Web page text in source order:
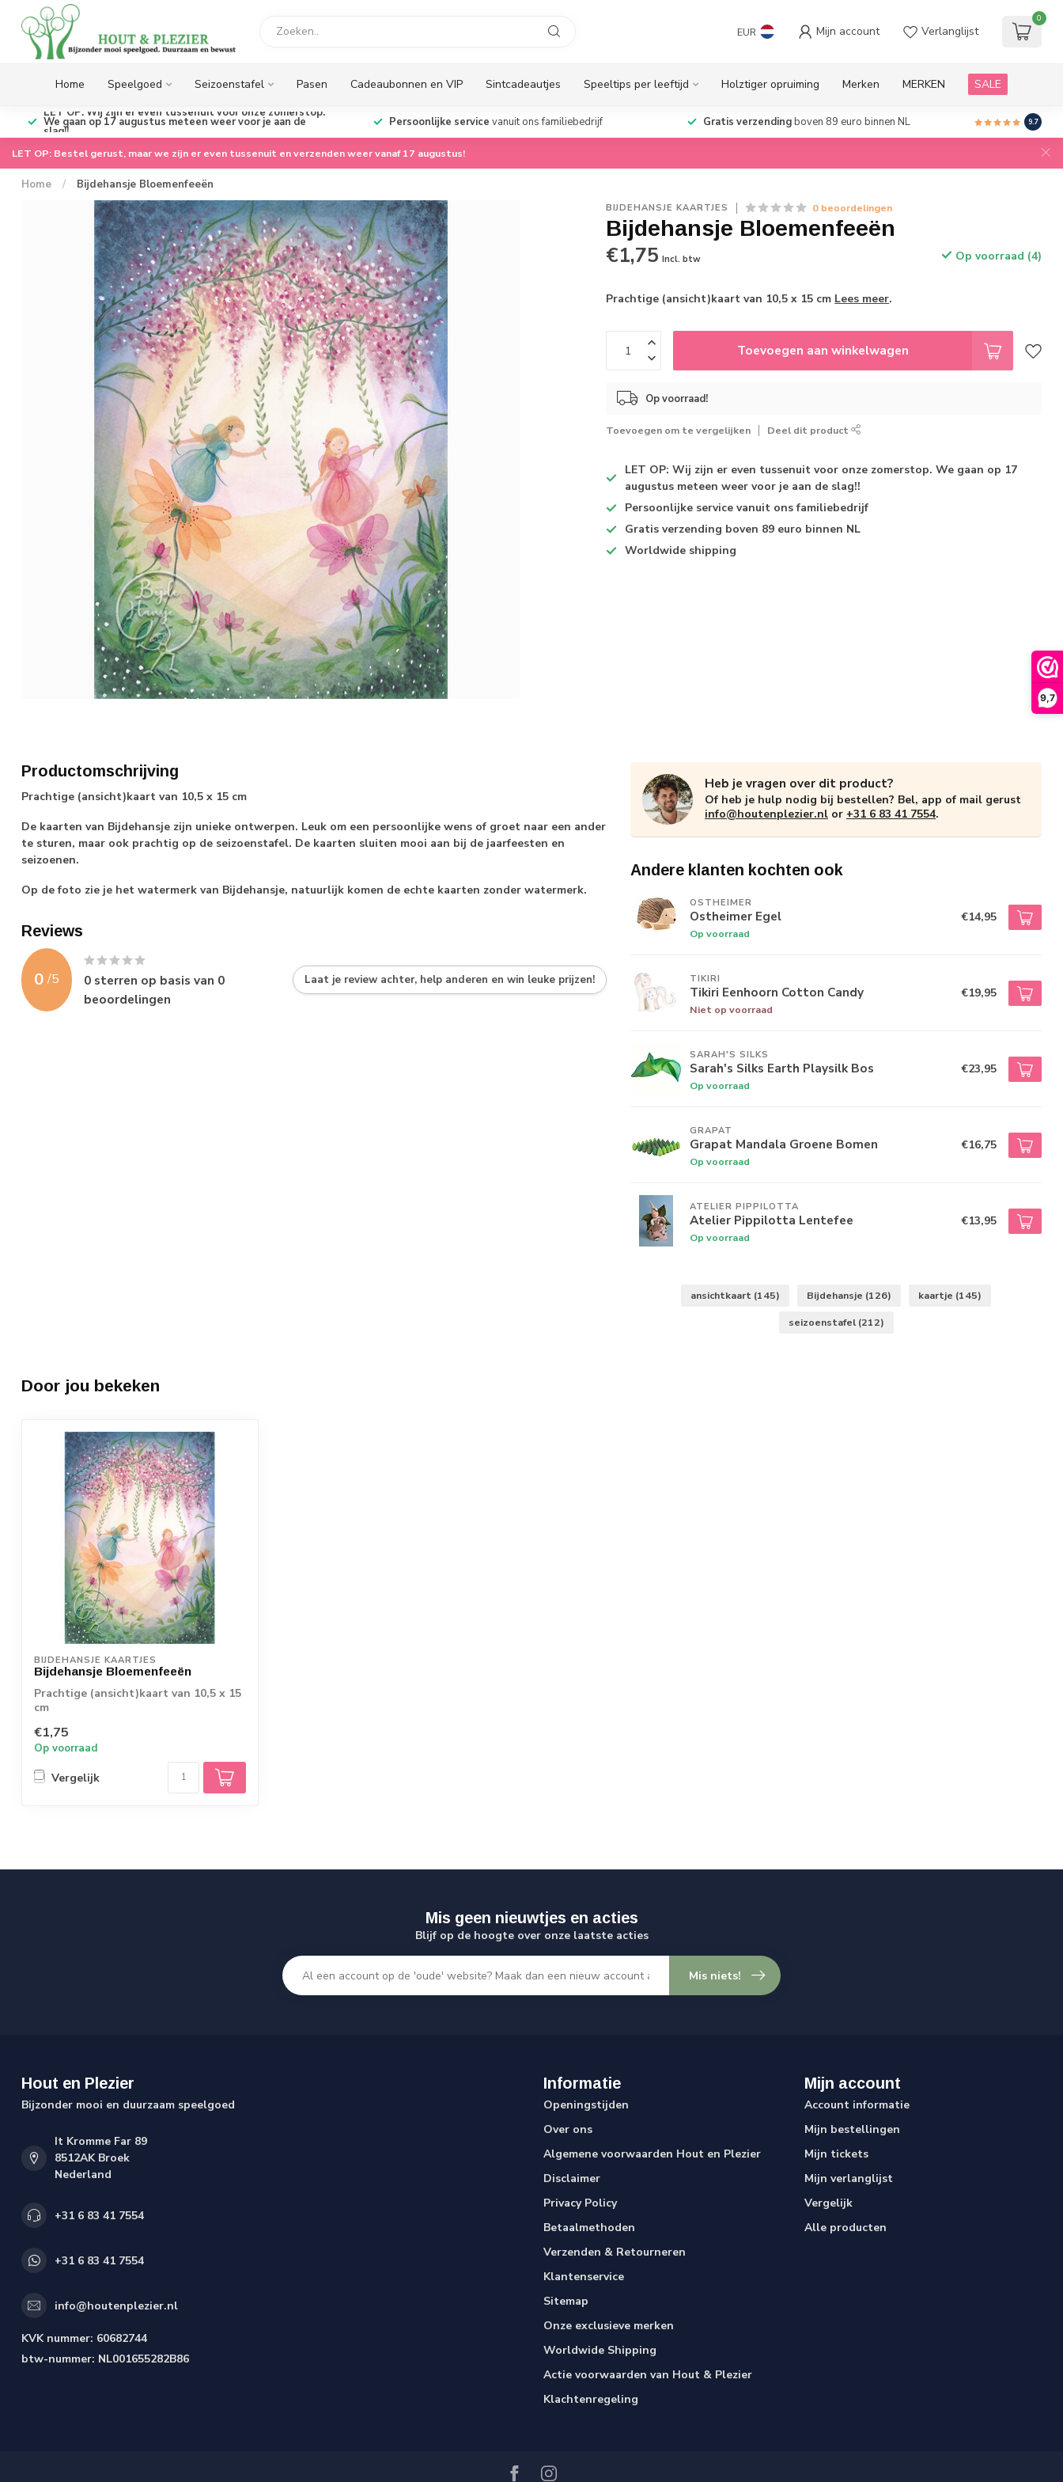
9,7
EUR Mijn account Verlanglijst
0
Home Speelgoed Seizoenstafel Pasen Cadeaubonnen en VIP Sintcadeautjes Speeltips per leeftijd Holztiger opruiming Merken MERKEN SALE
LET OP: Wij zijn er even tussenuit voor onze zomerstop.
We gaan op 17 augustus meteen weer voor je aan de
slag!!
Persoonlijke service vanuit ons familiebedrijf Gratis verzendingboven 89 euro binnen NL 9.7
LET OP: Bestel gerust, maar we zijn er even tussenuit en verzenden weer vanaf 17 augustus!
Home / Bijdehansje Bloemenfeeën
BIJDEHANSJE KAARTJES 0 beoordelingen
Bijdehansje Bloemenfeeën
€1,75 Incl. btw Op voorraad (4)
Prachtige (ansicht)kaart van 10,5 x 15 cm Lees meer.
Toevoegen aan winkelwagen
Op voorraad!
Toevoegen om te vergelijken Deel dit product
LET OP: Wij zijn er even tussenuit voor onze zomerstop. We gaan op 17
augustus meteen weer voor je aan de slag!!
Persoonlijke service vanuit ons familiebedrijf
Gratis verzending boven 89 euro binnen NL
Worldwide shipping
Productomschrijving
Prachtige (ansicht)kaart van 10,5 x 15 cm
De kaarten van Bijdehansje zijn unieke ontwerpen. Leuk om een persoonlijke wens of groet naar een ander
te sturen, maar ook prachtig op de seizoenstafel. De kaarten sluiten mooi aan bij de jaarfeesten en
seizoenen.
Op de foto zie je het watermerk van Bijdehansje, natuurlijk komen de echte kaarten zonder watermerk.
Reviews
0 /5 0 sterren op basis van 0
beoordelingen
Laat je review achter, help anderen en win leuke prijzen!
Heb je vragen over dit product?
Of heb je hulp nodig bij bestellen? Bel, app of mail gerust
info@houtenplezier.nl or +31 6 83 41 7554.
Andere klanten kochten ook
OSTHEIMER
Ostheimer Egel
Op voorraad
€14,95
TIKIRI
Tikiri Eenhoorn Cotton Candy
Niet op voorraad
€19,95
SARAH'S SILKS
Sarah's Silks Earth Playsilk Bos
Op voorraad
€23,95
GRAPAT
Grapat Mandala Groene Bomen
Op voorraad
€16,75
ATELIER PIPPILOTTA
Atelier Pippilotta Lentefee
Op voorraad
€13,95
ansichtkaart (145) Bijdehansje (126) kaartje (145)
seizoenstafel (212)
Door jou bekeken
BIJDEHANSJE KAARTJES
Bijdehansje Bloemenfeeën
Prachtige (ansicht)kaart van 10,5 x 15
cm
€1,75
Op voorraad
Vergelijk
Mis geen nieuwtjes en acties
Blijf op de hoogte over onze laatste acties
Mis niets!
Hout en Plezier
Bijzonder mooi en duurzaam speelgoed
It Kromme Far 89
8512AK Broek
Nederland
+31 6 83 41 7554
+31 6 83 41 7554
info@houtenplezier.nl
KVK nummer: 60682744
btw-nummer: NL001655282B86
Informatie
Openingstijden
Over ons
Algemene voorwaarden Hout en Plezier
Disclaimer
Privacy Policy
Betaalmethoden
Verzenden & Retourneren
Klantenservice
Sitemap
Onze exclusieve merken
Worldwide Shipping
Actie voorwaarden van Hout & Plezier
Klachtenregeling
Mijn account
Account informatie
Mijn bestellingen
Mijn tickets
Mijn verlanglijst
Vergelijk
Alle producten